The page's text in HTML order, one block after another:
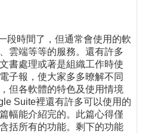
段時間了，但通常會使用的軟
雲端等等的服務。還有許多
書處理或著是組織工作時使
子報，使大家多多暸解不同
但各軟體的特色及使用情境
Suite裡還有許多可以使用的
幅能介紹完的。此篇心得僅
括所有的功能。剩下的功能